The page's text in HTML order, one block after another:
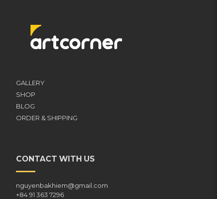
GALLERY
SHOP
BLOG
ORDER & SHIPPING
CONTACT WITH US
nguyenbakhiem@gmail.com
+84 91 363 7296